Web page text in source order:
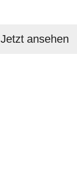
Jetzt ansehen